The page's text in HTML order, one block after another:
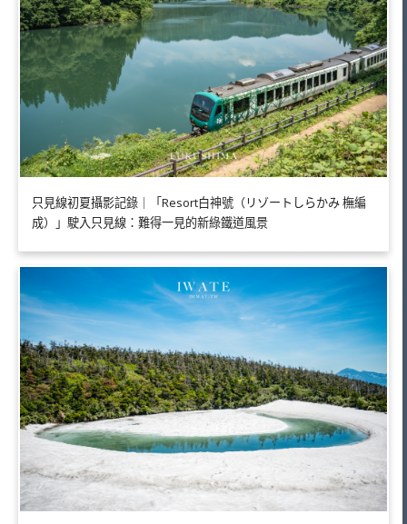
只見線初夏攝影記錄｜「Resort白神號（リゾートしらかみ 橅編
成）」駛入只見線：難得一見的新綠鐵道風景